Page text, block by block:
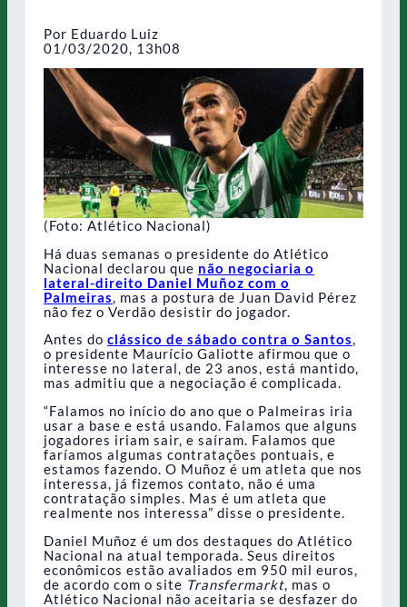
Por Eduardo Luiz
01/03/2020, 13h08
(Foto: Atlético Nacional)
Há duas semanas o presidente do Atlético
Nacional declarou que não negociaria o
lateral-direito Daniel Muñoz com o
Palmeiras
, mas a postura de Juan David Pérez
não fez o Verdão desistir do jogador.
Antes do clássico de sábado contra o Santos,
o presidente Maurício Galiotte afirmou que o
interesse no lateral, de 23 anos, está mantido,
mas admitiu que a negociação é complicada.
“Falamos no início do ano que o Palmeiras iria
usar a base e está usando. Falamos que alguns
jogadores iriam sair, e saíram. Falamos que
faríamos algumas contratações pontuais, e
estamos fazendo. O Muñoz é um atleta que nos
interessa, já fizemos contato, não é uma
contratação simples. Mas é um atleta que
realmente nos interessa” disse o presidente.
Daniel Muñoz é um dos destaques do Atlético
Nacional na atual temporada. Seus direitos
econômicos estão avaliados em 950 mil euros,
de acordo com o site Transfermarkt, mas o
Atlético Nacional não aceitaria se desfazer do